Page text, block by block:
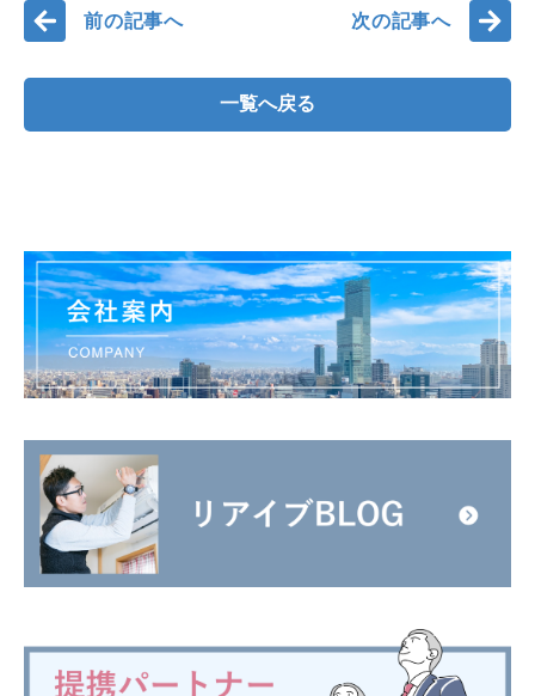
前の記事へ
一覧へ戻る
次の記事へ